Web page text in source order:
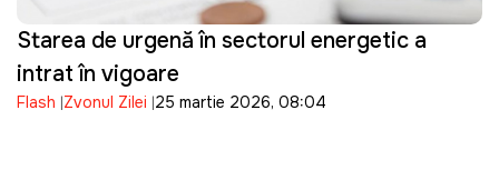
Starea de urgență în sectorul energetic a
intrat în vigoare
Flash Zvonul Zilei 25 martie 2026, 08:04